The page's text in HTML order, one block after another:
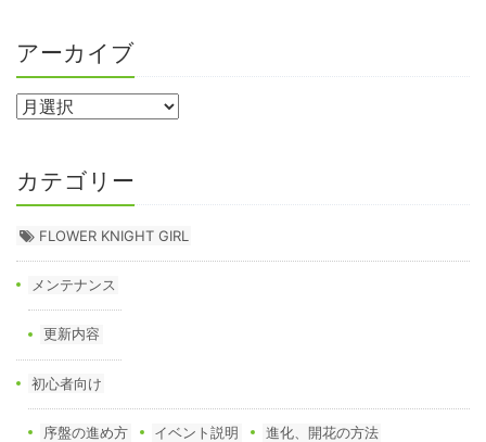
アーカイブ
カテゴリー
FLOWER KNIGHT GIRL
メンテナンス
更新内容
初心者向け
序盤の進め方 イベント説明 進化、開花の方法